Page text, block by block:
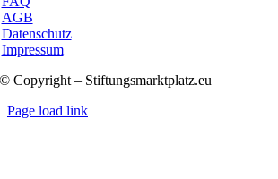
AGB
Datenschutz
Impressum
© Copyright – Stiftungsmarktplatz.eu
Page load link